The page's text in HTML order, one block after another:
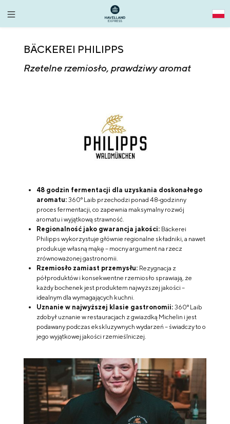
BÄCKEREI PHILIPPS
Rzetelne rzemiosło, prawdziwy aromat
48 godzin fermentacji dla uzyskania doskonałego
aromatu:360° Laib przechodzi ponad 48‑godzinny
proces fermentacji, co zapewnia maksymalny rozwój
aromatu i wyjątkową strawność.
Regionalność jako gwarancja jakości: Bäckerei
Philipps wykorzystuje głównie regionalne składniki, a nawet
produkuje własną mąkę – mocny argument na rzecz
zrównoważonej gastronomii.
Rzemiosło zamiast przemysłu: Rezygnacja z
półproduktów i konsekwentne rzemiosło sprawiają, że
każdy bochenek jest produktem najwyższej jakości –
idealnym dla wymagających kuchni.
Uznanie w najwyższej klasie gastronomii:360° Laib
zdobył uznanie w restauracjach z gwiazdką Michelin i jest
podawany podczas ekskluzywnych wydarzeń – świadczy to o
jego wyjątkowej jakości rzemieślniczej.